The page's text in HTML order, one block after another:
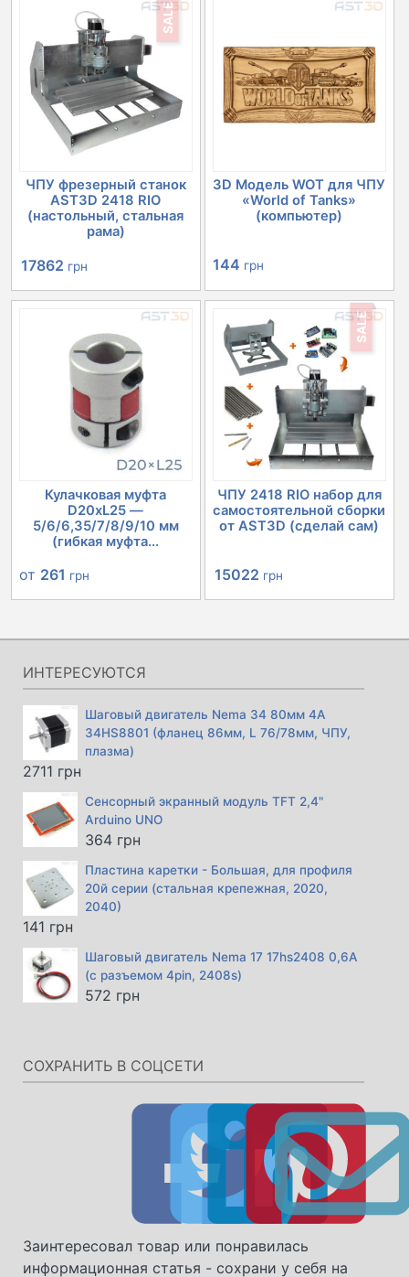
SALE
ЧПУ фрезерный станок
AST3D 2418 RIO
(настольный, стальная
рама)
Первоначальная
цена
20152 грн.
17862 грн
цена:
3D Модель WOT для ЧПУ
«World of Tanks»
(компьютер)
144 грн
Кулачковая муфта
D20xL25 —
5/6/6,35/7/8/9/10 мм
(гибкая муфта...
от 261 грн
SALE
ЧПУ 2418 RIO набор для
самостоятельной сборки
от AST3D (сделай сам)
Первоначальная
цена
составляла
15022 грн
цена:
15022 грн.
ИНТЕРЕСУЮТСЯ
Шаговый двигатель Nema 34 80мм 4А
34HS8801 (фланец 86мм, L 76/78мм, ЧПУ,
плазма)
2711 грн
Сенсорный экранный модуль TFT 2,4"
Arduino UNO
364 грн
Пластина каретки - Большая, для профиля
20й серии (стальная крепежная, 2020,
2040)
141 грн
Шаговый двигатель Nema 17 17hs2408 0,6А
(с разъемом 4pin, 2408s)
572 грн
СОХРАНИТЬ В СОЦСЕТИ
Заинтересовал товар или понравилась
информационная статья - сохрани у себя на